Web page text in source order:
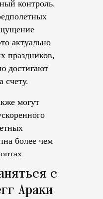
контроль.
актуально
праздников,
достигают
счету.
могут
более чем
с
Араки